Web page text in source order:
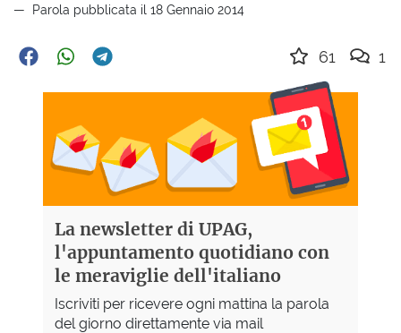
Parola pubblicata il 18 Gennaio 2014
61 1
La newsletter di UPAG,
l'appuntamento quotidiano con
le meraviglie dell'italiano
Iscriviti per ricevere ogni mattina la parola
del giorno direttamente via mail